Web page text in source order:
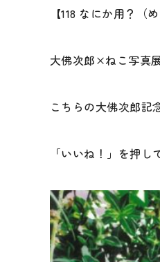
【118 なにか用？（め
大佛次郎×ねこ写真
こちらの大佛次郎記
「いいね！」を押し